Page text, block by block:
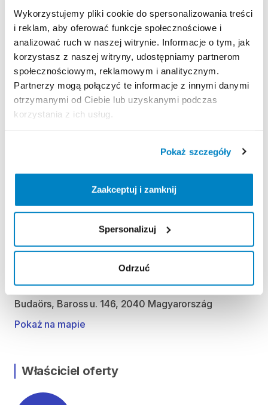
Wykorzystujemy pliki cookie do spersonalizowania treści
i reklam, aby oferować funkcje społecznościowe i
analizować ruch w naszej witrynie. Informacje o tym, jak
korzystasz z naszej witryny, udostępniamy partnerom
społecznościowym, reklamowym i analitycznym.
Partnerzy mogą połączyć te informacje z innymi danymi
otrzymanymi od Ciebie lub uzyskanymi podczas
korzystania z ich usług.
Pokaż szczegóły
Zaakceptuj i zamknij
Spersonalizuj
Odrzuć
Zasady wypożyczenia
REGULAMIN
Regulamin wypożyczalni
ODBIÓR I ZWROT SPRZĘTU
Csütörtök 09:00 - 20:00
Péntek 09:00 - 20:00
Szombat 09:00 - 20:00
Budaörs, Baross u. 146, 2040 Magyarország
Pokaż na mapie
Właściciel oferty